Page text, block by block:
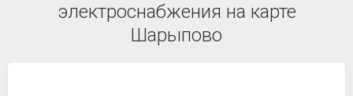
электроснабжения на карте
Шарыпово